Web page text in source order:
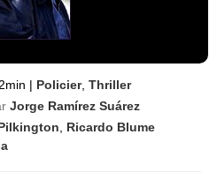
| Policier, Thriller
Jorge Ramírez Suárez
Ricardo Blume